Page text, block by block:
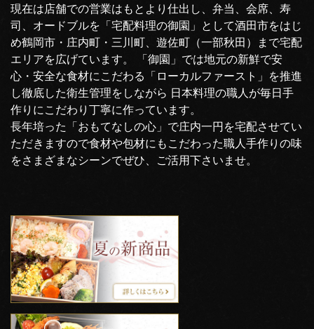
現在は店舗での営業はもとより仕出し、弁当、会席、寿
司、オードブルを「宅配料理の御園」として酒田市をはじ
め鶴岡市・庄内町・三川町、遊佐町（一部秋田）まで宅配
エリアを広げています。 「御園」では地元の新鮮で安
心・安全な食材にこだわる「ローカルファースト」を推進
し徹底した衛生管理をしながら 日本料理の職人が毎日手
作りにこだわり丁寧に作っています。
長年培った「おもてなしの心」で庄内一円を宅配させてい
ただきますので食材や包材にもこだわった職人手作りの味
をさまざまなシーンでぜひ、ご活用下さいませ。